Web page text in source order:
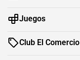
Juegos
Club El Comercio